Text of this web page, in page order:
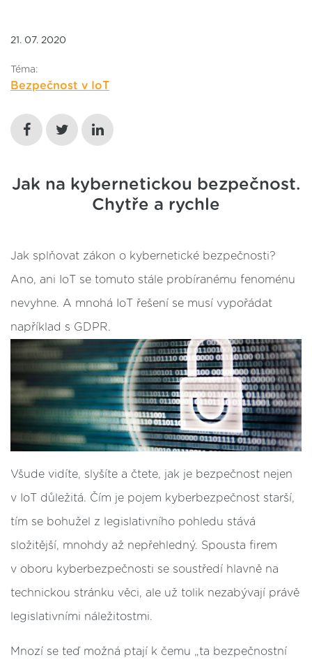
21. 07. 2020
Téma:
Bezpečnost v IoT
Jak na kybernetickou bezpečnost.
Chytře a rychle
Jak splňovat zákon o kybernetické bezpečnosti?
Ano, ani IoT se tomuto stále probíranému fenoménu
nevyhne. A mnohá IoT řešení se musí vypořádat
například s GDPR.
Všude vidíte, slyšíte a čtete, jak je bezpečnost nejen
v IoT důležitá. Čím je pojem kyberbezpečnost starší,
tím se bohužel z legislativního pohledu stává
složitější, mnohdy až nepřehledný. Spousta firem
v oboru kyberbezpečnosti se soustředí hlavně na
technickou stránku věci, ale už tolik nezabývají právě
legislativními náležitostmi.
Mnozí se teď možná ptají k čemu „ta bezpečnostní